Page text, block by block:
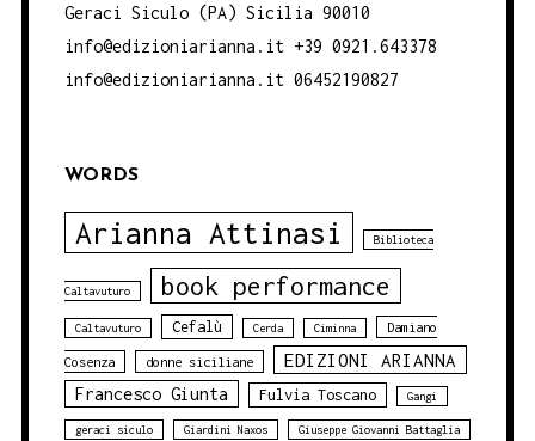
Geraci Siculo (PA) Sicilia 90010
info@edizioniarianna.it +39 0921.643378
info@edizioniarianna.it 06452190827
WORDS
Arianna Attinasi Biblioteca
Caltavuturo book performance
Caltavuturo Cefalù Cerda Ciminna Damiano
Cosenza donne siciliane EDIZIONI ARIANNA
Francesco Giunta Fulvia Toscano Gangi
geraci siculo Giardini Naxos Giuseppe Giovanni Battaglia